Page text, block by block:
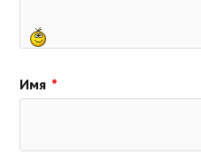
Имя *